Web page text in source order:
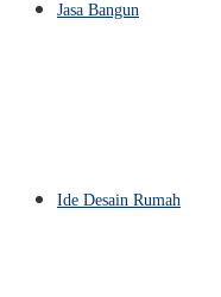
Jasa Bangun
Ide Desain Rumah